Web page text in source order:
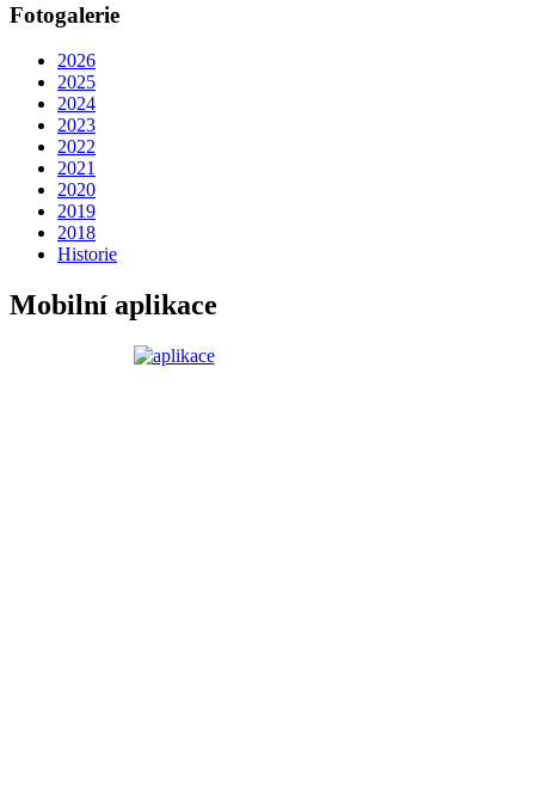
Fotogalerie
2026
2025
2024
2023
2022
2021
2020
2019
2018
Historie
Mobilní aplikace